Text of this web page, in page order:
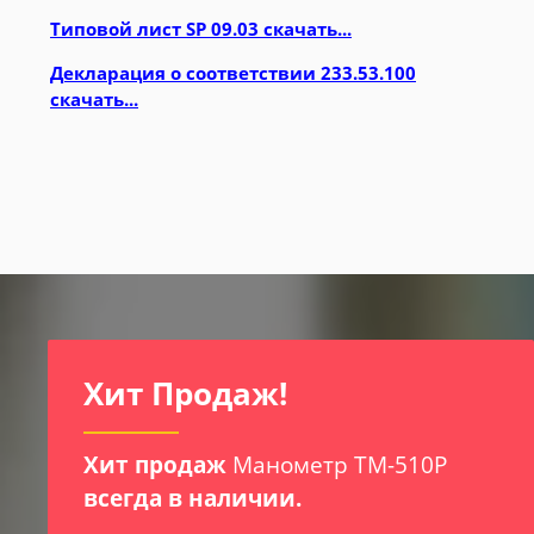
Типовой лист SP 09.03 скачать...
Декларация о соответствии 233.53.100
скачать...
Хит Продаж!
Хит продаж Манометр ТМ-510Р
всегда в наличии.